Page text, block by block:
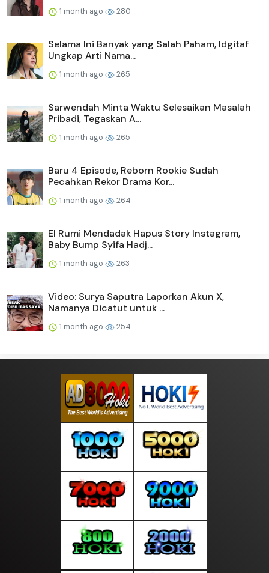
1 month ago 280
Selama Ini Banyak yang Salah Paham, Idgitaf
Ungkap Arti Nama...
1 month ago 265
Sarwendah Minta Waktu Selesaikan Masalah
Pribadi, Tegaskan A...
1 month ago 265
Baru 4 Episode, Reborn Rookie Sudah
Pecahkan Rekor Drama Kor...
1 month ago 264
El Rumi Mendadak Hapus Story Instagram,
Baby Bump Syifa Hadj...
1 month ago 263
Video: Surya Saputra Laporkan Akun X,
Namanya Dicatut untuk ...
1 month ago 254